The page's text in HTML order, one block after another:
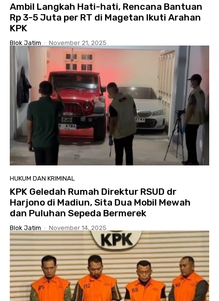
Ambil Langkah Hati-hati, Rencana Bantuan
Rp 3-5 Juta per RT di Magetan Ikuti Arahan
KPK
Blok Jatim - November 21, 2025
HUKUM DAN KRIMINAL
KPK Geledah Rumah Direktur RSUD dr
Harjono di Madiun, Sita Dua Mobil Mewah
dan Puluhan Sepeda Bermerek
Blok Jatim - November 14, 2025